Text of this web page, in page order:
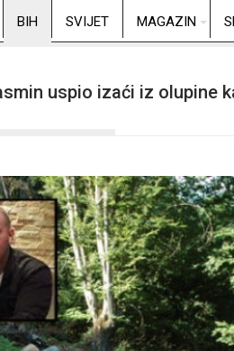
BIH SVIJET MAGAZIN
uspio izaći iz olupine